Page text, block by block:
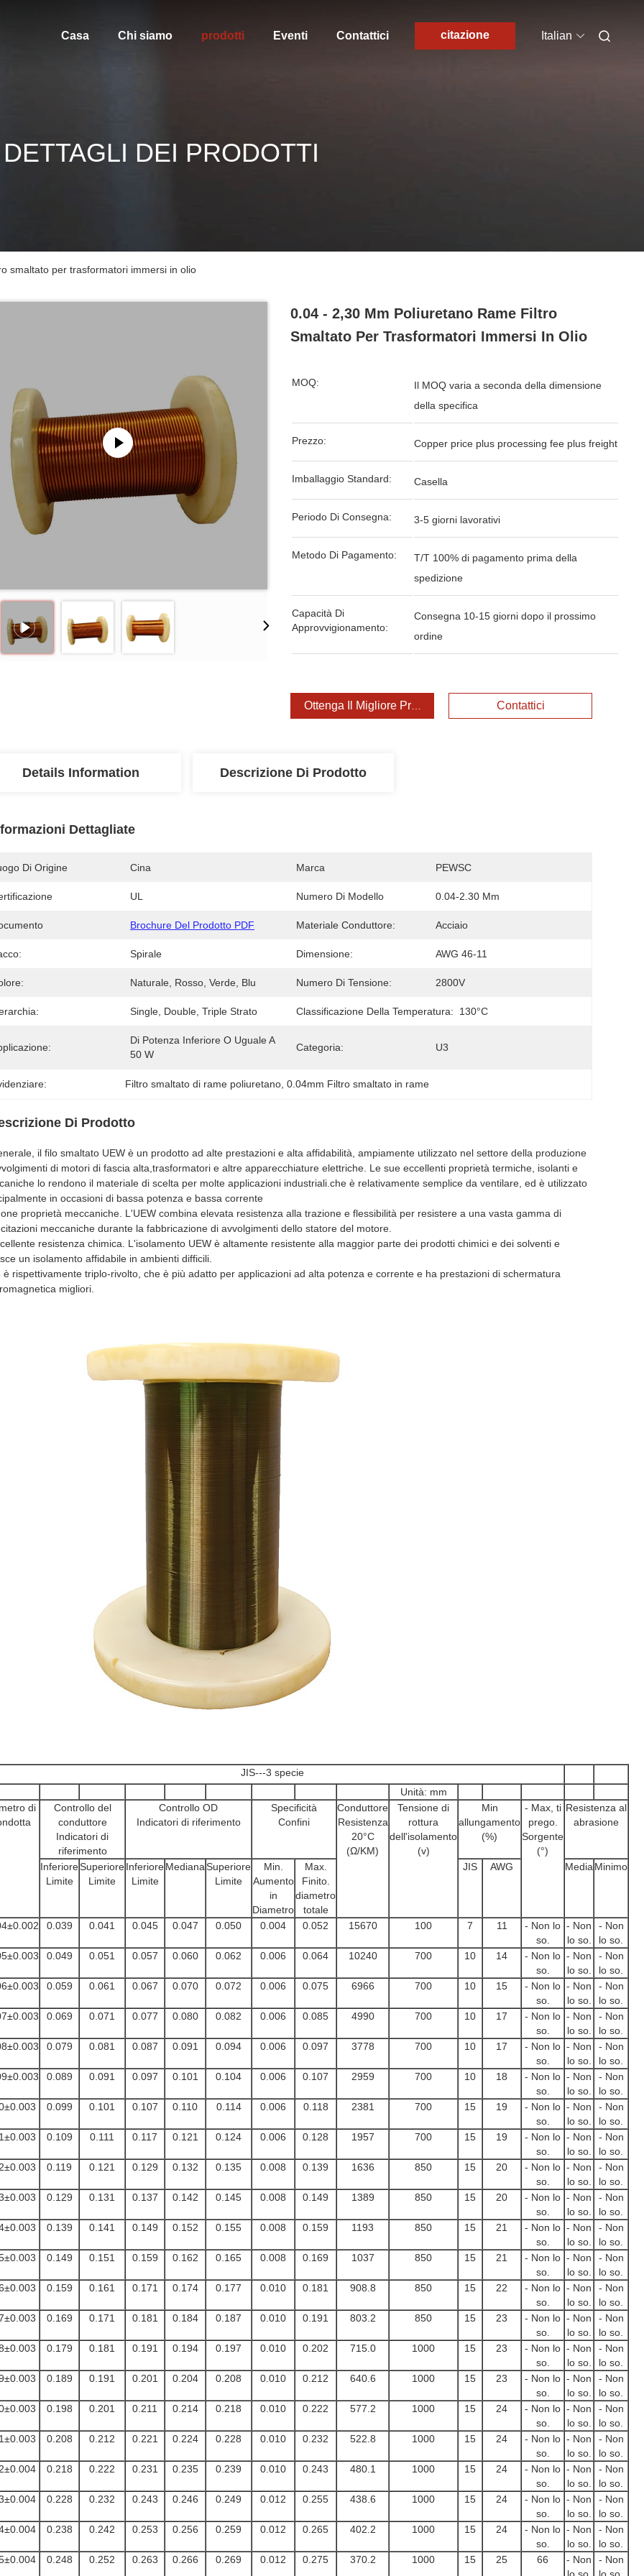
Casa Chi siamo prodotti Eventi Contattici citazione Italian
DETTAGLI DEI PRODOTTI
smaltato per trasformatori immersi in olio
0.04 - 2,30 Mm Poliuretano Rame Filtro
Smaltato Per Trasformatori Immersi In Olio
MOQ:
Il MOQ varia a seconda della dimensione
della specifica
Prezzo: Copper price plus processing fee plus freight
Imballaggio Standard: Casella
Periodo Di Consegna: 3-5 giorni lavorativi
Metodo Di Pagamento:
T/T 100% di pagamento prima della
spedizione
Capacità Di
Approvvigionamento:
Consegna 10-15 giorni dopo il prossimo
ordine
Ottenga Il Migliore Prezzo Contattici
Details Information Descrizione Di Prodotto
Dettagliate
Di Origine Cina Marca PEWSC
UL Numero Di Modello 0.04-2.30 Mm
Brochure Del Prodotto PDF Materiale Conduttore: Acciaio
Spirale Dimensione: AWG 46-11
Naturale, Rosso, Verde, Blu Numero Di Tensione: 2800V
Single, Double, Triple Strato Classificazione Della Temperatura: 130°C
Di Potenza Inferiore O Uguale A
50 W
Categoria: U3
Filtro smaltato di rame poliuretano , 0.04mm Filtro smaltato in rame
Di Prodotto
il filo smaltato UEW è un prodotto ad alte prestazioni e alta affidabilità, ampiamente utilizzato nel settore della produzione
di motori di fascia alta,trasformatori e altre apparecchiature elettriche. Le sue eccellenti proprietà termiche, isolanti e
lo rendono il materiale di scelta per molte applicazioni industriali.che è relativamente semplice da ventilare, ed è utilizzato
in occasioni di bassa potenza e bassa corrente
proprietà meccaniche. L'UEW combina elevata resistenza alla trazione e flessibilità per resistere a una vasta gamma di
meccaniche durante la fabbricazione di avvolgimenti dello statore del motore.
resistenza chimica. L'isolamento UEW è altamente resistente alla maggior parte dei prodotti chimici e dei solventi e
un isolamento affidabile in ambienti difficili.
è rispettivamente triplo-rivolto, che è più adatto per applicazioni ad alta potenza e corrente e ha prestazioni di schermatura
migliori.
JIS---3 specie
Unità: mm
di
Controllo del
conduttore
Indicatori di
riferimento
Controllo OD
Indicatori di riferimento
Specificità
Confini
Conduttore
Resistenza
20°C
(Ω/KM)
Tensione di
rottura
dell'isolamento
(v)
Min
allungamento
(%)
- Max, ti
prego.
Sorgente
(°)
Resistenza al
abrasione
Inferiore
Limite
Superiore
Limite
Inferiore
Limite
MedianaSuperiore
Limite
Min.
Aumento
in
Diametro
Max.
Finito.
diametro
totale
JIS AWG Media Minimo
0.039 0.041 0.045 0.047 0.050 0.004 0.052 15670 100 7 11
- Non lo
so.
- Non
lo so.
- Non
lo so.
0.049 0.051 0.057 0.060 0.062 0.006 0.064 10240 700 10 14
- Non lo
so.
- Non
lo so.
- Non
lo so.
0.059 0.061 0.067 0.070 0.072 0.006 0.075 6966 700 10 15
- Non lo
so.
- Non
lo so.
- Non
lo so.
0.069 0.071 0.077 0.080 0.082 0.006 0.085 4990 700 10 17
- Non lo
so.
- Non
lo so.
- Non
lo so.
0.079 0.081 0.087 0.091 0.094 0.006 0.097 3778 700 10 17
- Non lo
so.
- Non
lo so.
- Non
lo so.
0.089 0.091 0.097 0.101 0.104 0.006 0.107 2959 700 10 18
- Non lo
so.
- Non
lo so.
- Non
lo so.
0.099 0.101 0.107 0.110 0.114 0.006 0.118 2381 700 15 19
- Non lo
so.
- Non
lo so.
- Non
lo so.
0.109 0.111 0.117 0.121 0.124 0.006 0.128 1957 700 15 19
- Non lo
so.
- Non
lo so.
- Non
lo so.
0.119 0.121 0.129 0.132 0.135 0.008 0.139 1636 850 15 20
- Non lo
so.
- Non
lo so.
- Non
lo so.
0.129 0.131 0.137 0.142 0.145 0.008 0.149 1389 850 15 20
- Non lo
so.
- Non
lo so.
- Non
lo so.
0.139 0.141 0.149 0.152 0.155 0.008 0.159 1193 850 15 21
- Non lo
so.
- Non
lo so.
- Non
lo so.
0.149 0.151 0.159 0.162 0.165 0.008 0.169 1037 850 15 21
- Non lo
so.
- Non
lo so.
- Non
lo so.
0.159 0.161 0.171 0.174 0.177 0.010 0.181 908.8 850 15 22
- Non lo
so.
- Non
lo so.
- Non
lo so.
0.169 0.171 0.181 0.184 0.187 0.010 0.191 803.2 850 15 23
- Non lo
so.
- Non
lo so.
- Non
lo so.
0.179 0.181 0.191 0.194 0.197 0.010 0.202 715.0 1000 15 23
- Non lo
so.
- Non
lo so.
- Non
lo so.
0.189 0.191 0.201 0.204 0.208 0.010 0.212 640.6 1000 15 23
- Non lo
so.
- Non
lo so.
- Non
lo so.
0.198 0.201 0.211 0.214 0.218 0.010 0.222 577.2 1000 15 24
- Non lo
so.
- Non
lo so.
- Non
lo so.
0.208 0.212 0.221 0.224 0.228 0.010 0.232 522.8 1000 15 24
- Non lo
so.
- Non
lo so.
- Non
lo so.
0.218 0.222 0.231 0.235 0.239 0.010 0.243 480.1 1000 15 24
- Non lo
so.
- Non
lo so.
- Non
lo so.
0.228 0.232 0.243 0.246 0.249 0.012 0.255 438.6 1000 15 24
- Non lo
so.
- Non
lo so.
- Non
lo so.
0.238 0.242 0.253 0.256 0.259 0.012 0.265 402.2 1000 15 24
- Non lo
so.
- Non
lo so.
- Non
lo so.
0.248 0.252 0.263 0.266 0.269 0.012 0.275 370.2 1000 15 25 66
- Non
- Non